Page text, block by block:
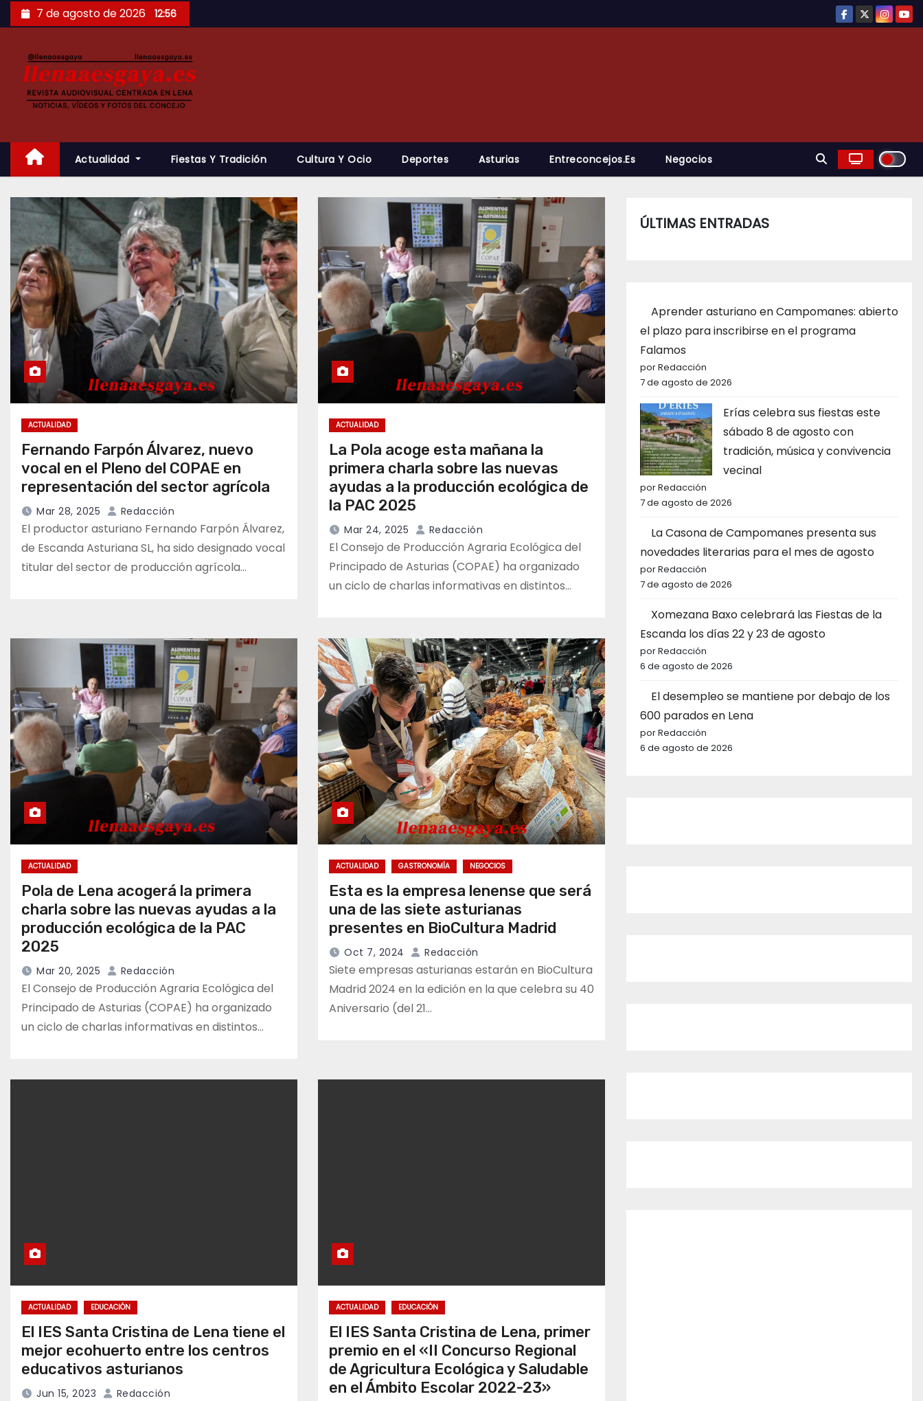
Saltar
al
7 de agosto de 2026 12:56
Actualidad Fiestas Y Tradición Cultura Y Ocio Deportes Asturias Entreconcejos.es Negocios
ACTUALIDAD
Fernando Farpón Álvarez, nuevo
vocal en el Pleno del COPAE en
representación del sector agrícola
Mar 28, 2025 Redacción
El productor asturiano Fernando Farpón Álvarez,
de Escanda Asturiana SL, ha sido designado vocal
titular del sector de producción agrícola…
ACTUALIDAD
La Pola acoge esta mañana la
primera charla sobre las nuevas
ayudas a la producción ecológica de
la PAC 2025
Mar 24, 2025 Redacción
El Consejo de Producción Agraria Ecológica del
Principado de Asturias (COPAE) ha organizado
un ciclo de charlas informativas en distintos…
ACTUALIDAD
Pola de Lena acogerá la primera
charla sobre las nuevas ayudas a la
producción ecológica de la PAC
2025
Mar 20, 2025 Redacción
El Consejo de Producción Agraria Ecológica del
Principado de Asturias (COPAE) ha organizado
un ciclo de charlas informativas en distintos…
ACTUALIDAD GASTRONOMÍA NEGOCIOS
Esta es la empresa lenense que será
una de las siete asturianas
presentes en BioCultura Madrid
Oct 7, 2024 Redacción
Siete empresas asturianas estarán en BioCultura
Madrid 2024 en la edición en la que celebra su 40
Aniversario (del 21…
ACTUALIDAD EDUCACIÓN
El IES Santa Cristina de Lena tiene el
mejor ecohuerto entre los centros
educativos asturianos
Jun 15, 2023 Redacción
ACTUALIDAD EDUCACIÓN
El IES Santa Cristina de Lena, primer
premio en el «II Concurso Regional
de Agricultura Ecológica y Saludable
en el Ámbito Escolar 2022-23»
ÚLTIMAS ENTRADAS
Aprender asturiano en Campomanes: abierto
el plazo para inscribirse en el programa
Falamos
por Redacción
7 de agosto de 2026
Erías celebra sus fiestas este
sábado 8 de agosto con
tradición, música y convivencia
vecinal
por Redacción
7 de agosto de 2026
La Casona de Campomanes presenta sus
novedades literarias para el mes de agosto
por Redacción
7 de agosto de 2026
Xomezana Baxo celebrará las Fiestas de la
Escanda los días 22 y 23 de agosto
por Redacción
6 de agosto de 2026
El desempleo se mantiene por debajo de los
600 parados en Lena
por Redacción
6 de agosto de 2026